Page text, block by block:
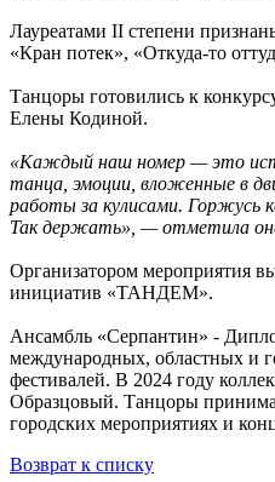
Лауреатами II степени
«Кран потек», «Откуда-то
Танцоры готовились к
Елены Кодиной.
«Каждый наш номер — это
танца, эмоции, вложенные в
работы за кулисами. Горжусь
Так держать», — отметила
Организатором мероприятия
инициатив «ТАНДЕМ».
Ансамбль «Серпантин» -
международных, областных и
фестивалей. В 2024 году
Образцовый. Танцоры
городских мероприятиях и
Возврат к списку